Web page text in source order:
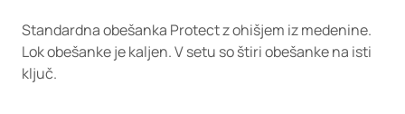
Standardna obešanka Protect z ohišjem iz medenine.
Lok obešanke je kaljen. V setu so štiri obešanke na isti
ključ.